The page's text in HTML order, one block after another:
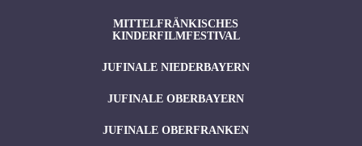
MITTELFRÄNKISCHES
KINDERFILMFESTIVAL
JUFINALE NIEDERBAYERN
JUFINALE OBERBAYERN
JUFINALE OBERFRANKEN